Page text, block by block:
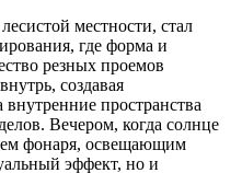
местности, стал
где форма и
резных проемов
создавая
пространства
Вечером, когда солнце
фонаря, освещающим
эффект, но и